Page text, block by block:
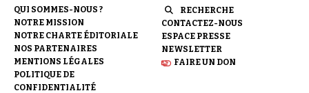
QUI SOMMES-NOUS ?
NOTRE MISSION
NOTRE CHARTE ÉDITORIALE
NOS PARTENAIRES
MENTIONS LÉGALES
POLITIQUE DE
CONFIDENTIALITÉ
RECHERCHE
CONTACTEZ-NOUS
ESPACE PRESSE
NEWSLETTER
FAIRE UN DON